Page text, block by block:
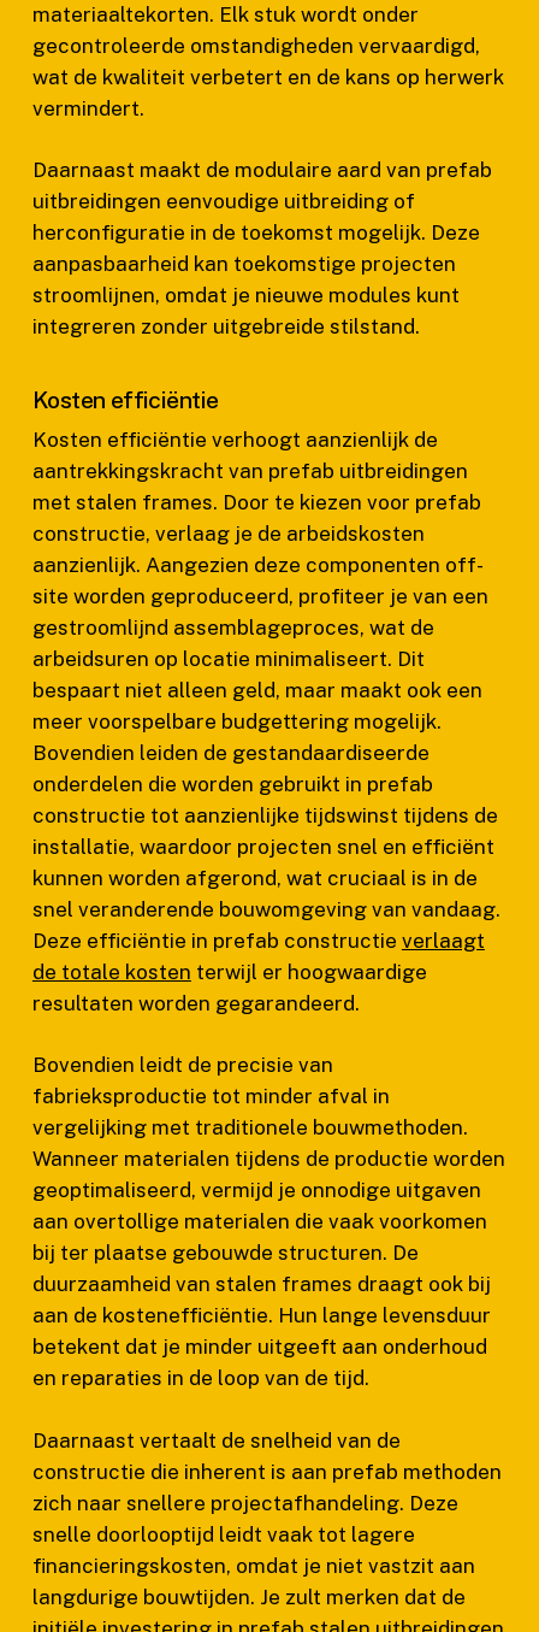
materiaaltekorten. Elk stuk wordt onder
gecontroleerde omstandigheden vervaardigd,
wat de kwaliteit verbetert en de kans op herwerk
vermindert.
Daarnaast maakt de modulaire aard van prefab
uitbreidingen eenvoudige uitbreiding of
herconfiguratie in de toekomst mogelijk. Deze
aanpasbaarheid kan toekomstige projecten
stroomlijnen, omdat je nieuwe modules kunt
integreren zonder uitgebreide stilstand.
Kosten efficiëntie
Kosten efficiëntie verhoogt aanzienlijk de
aantrekkingskracht van prefab uitbreidingen
met stalen frames. Door te kiezen voor prefab
constructie, verlaag je de arbeidskosten
aanzienlijk. Aangezien deze componenten off-
site worden geproduceerd, profiteer je van een
gestroomlijnd assemblageproces, wat de
arbeidsuren op locatie minimaliseert. Dit
bespaart niet alleen geld, maar maakt ook een
meer voorspelbare budgettering mogelijk.
Bovendien leiden de gestandaardiseerde
onderdelen die worden gebruikt in prefab
constructie tot aanzienlijke tijdswinst tijdens de
installatie, waardoor projecten snel en efficiënt
kunnen worden afgerond, wat cruciaal is in de
snel veranderende bouwomgeving van vandaag.
Deze efficiëntie in prefab constructie verlaagt
de totale kosten terwijl er hoogwaardige
resultaten worden gegarandeerd.
Bovendien leidt de precisie van
fabrieksproductie tot minder afval in
vergelijking met traditionele bouwmethoden.
Wanneer materialen tijdens de productie worden
geoptimaliseerd, vermijd je onnodige uitgaven
aan overtollige materialen die vaak voorkomen
bij ter plaatse gebouwde structuren. De
duurzaamheid van stalen frames draagt ook bij
aan de kostenefficiëntie. Hun lange levensduur
betekent dat je minder uitgeeft aan onderhoud
en reparaties in de loop van de tijd.
Daarnaast vertaalt de snelheid van de
constructie die inherent is aan prefab methoden
zich naar snellere projectafhandeling. Deze
snelle doorlooptijd leidt vaak tot lagere
financieringskosten, omdat je niet vastzit aan
langdurige bouwtijden. Je zult merken dat de